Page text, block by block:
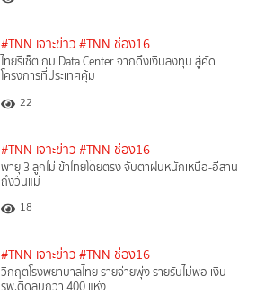
#TNN เจาะข่าว #TNN ช่อง16
ไทยรีเซ็ตเกม Data Center จากดึงเงินลงทุน สู่คัด
โครงการที่ประเทศคุ้ม
22
#TNN เจาะข่าว #TNN ช่อง16
พายุ 3 ลูกไม่เข้าไทยโดยตรง จับตาฝนหนักเหนือ-อีสาน
ถึงวันแม่
18
#TNN เจาะข่าว #TNN ช่อง16
วิกฤตโรงพยาบาลไทย รายจ่ายพุ่ง รายรับไม่พอ เงิน
รพ.ติดลบกว่า 400 แห่ง